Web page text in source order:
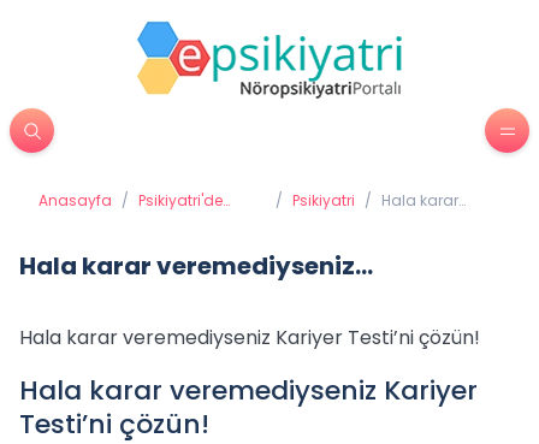
Anasayfa / Psikiyatri'de
/ Psikiyatri / Hala karar
Hala karar veremediyseniz...
Hala karar veremediyseniz Kariyer Testi’ni çözün!
Hala karar veremediyseniz Kariyer
Testi’ni çözün!